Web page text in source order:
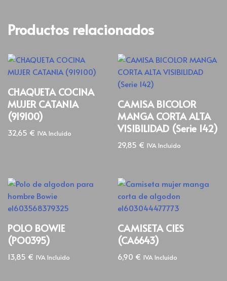
Productos relacionados
CHAQUETA COCINA
MUJER CATANIA
(919100)
32,65 € IVA Incluido
CAMISA BICOLOR
MANGA CORTA ALTA
VISIBILIDAD (Serie 142)
29,85€ IVA Incluido
POLO BOWIE
(PO0395)
13,85 € IVA Incluido
CAMISETA CIES
(CA6643)
6,90€ IVA Incluido